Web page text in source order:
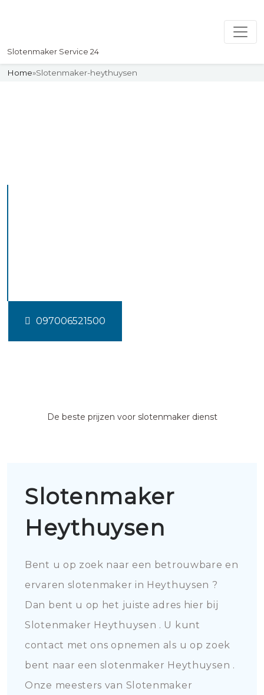
Slotenmaker Service 24
Home»Slotenmaker-heythuysen
097006521500
De beste prijzen voor slotenmaker dienst
Slotenmaker
Heythuysen
Bent u op zoek naar een betrouwbare en
ervaren slotenmaker in Heythuysen ?
Dan bent u op het juiste adres hier bij
Slotenmaker Heythuysen . U kunt
contact met ons opnemen als u op zoek
bent naar een slotenmaker Heythuysen .
Onze meesters van Slotenmaker